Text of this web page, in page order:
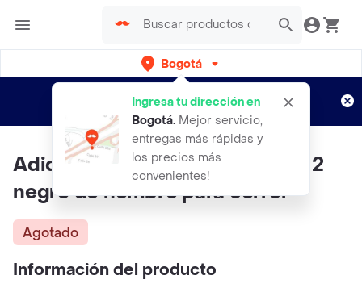
Bogotá
Ingresa tu dirección en
Bogotá. Mejor servicio,
entregas más rápidas y
los precios más
convenientes!
envíos gratis por semanas
Aplican TyC
Adidas Tenis Supernova Stride 2
negro de hombre para correr
Agotado
Información del producto